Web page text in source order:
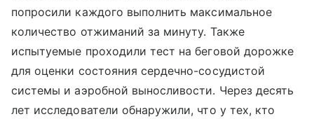
попросили каждого выполнить максимальное
количество отжиманий за минуту. Также
испытуемые проходили тест на беговой дорожке
для оценки состояния сердечно-сосудистой
системы и аэробной выносливости. Через десять
лет исследователи обнаружили, что у тех, кто